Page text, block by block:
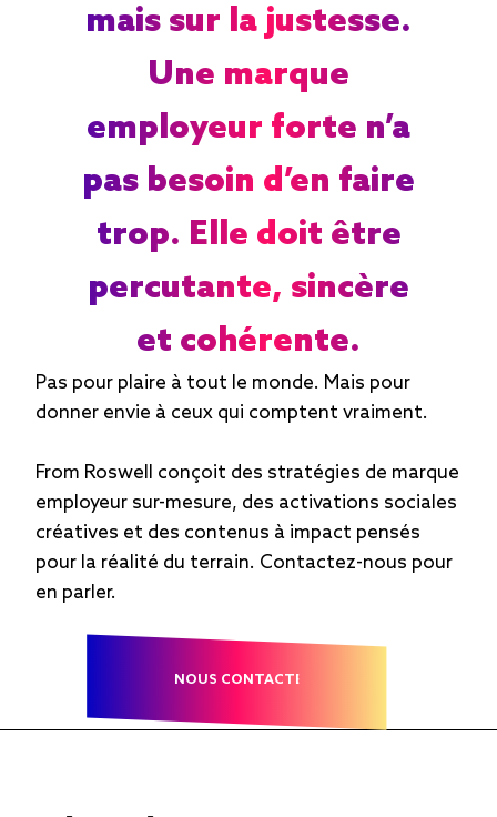
mais sur la justesse.
Une marque
employeur forte n’a
pas besoin d’en faire
trop. Elle doit être
percutante, sincère
et cohérente.
Pas pour plaire à tout le monde. Mais pour
donner envie à ceux qui comptent vraiment.
From Roswell conçoit des stratégies de marque
employeur sur-mesure, des activations sociales
créatives et des contenus à impact pensés
pour la réalité du terrain. Contactez-nous pour
en parler.
NOUS CONTACTER